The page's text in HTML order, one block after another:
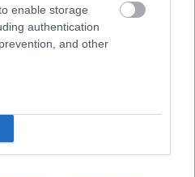
enable storage
authentication
and other